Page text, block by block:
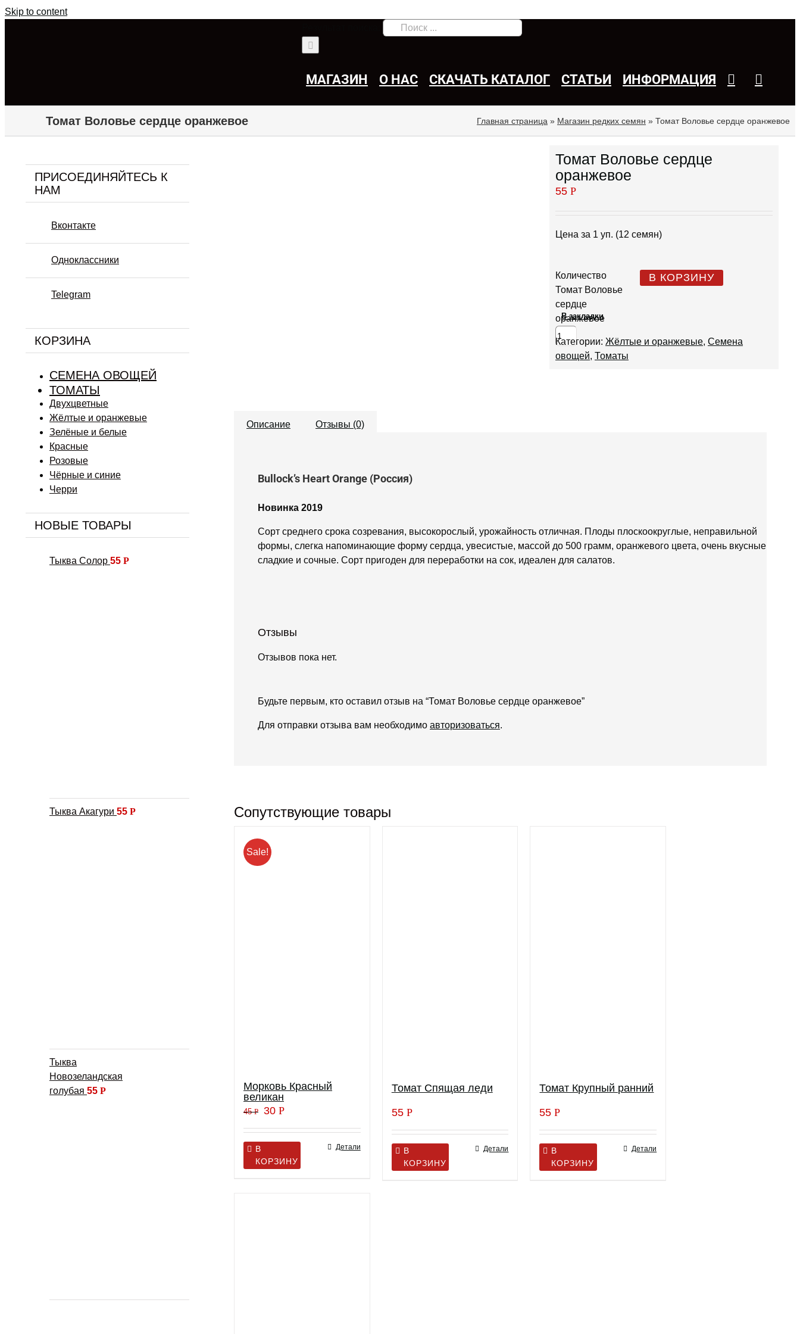
Skip to content
МАГАЗИН О НАС СКАЧАТЬ КАТАЛОГ СТАТЬИ ИНФОРМАЦИЯ
Томат Воловье сердце оранжевое Главная страница » Магазин редких семян » Томат Воловье сердце оранжевое
Томат Воловье сердце
оранжевое
55Р
Цена за 1 уп. (12 семян)
Количество
Томат Воловье
сердце
оранжевое
В КОРЗИНУ
В закладки
Категории:Жёлтые и оранжевые,Семена
овощей,Томаты
Описание Отзывы (0)
Bullock’s Heart Orange (Россия)
Новинка 2019
Сорт среднего срока созревания, высокорослый, урожайность отличная. Плоды плоскоокруглые, неправильной
формы, слегка напоминающие форму сердца, увесистые, массой до 500 грамм, оранжевого цвета, очень вкусные,
сладкие и сочные. Сорт пригоден для переработки на сок, идеален для салатов.
Отзывы
Отзывов пока нет.
Будьте первым, кто оставил отзыв на “Томат Воловье сердце оранжевое”
Для отправки отзыва вам необходимоавторизоваться.
Сопутствующие товары
Sale!
Морковь Красный
великан
45Р 30Р
В
КОРЗИНУ
Детали
Томат Спящая леди
55 Р
В
КОРЗИНУ
Детали
Томат Крупный ранний
55Р
В
КОРЗИНУ
Детали
ПРИСОЕДИНЯЙТЕСЬ К
НАМ
Вконтакте
Одноклассники
Telegram
КОРЗИНА
СЕМЕНА ОВОЩЕЙ
ТОМАТЫ
Двухцветные
Жёлтые и оранжевые
Зелёные и белые
Красные
Розовые
Чёрные и синие
Черри
НОВЫЕ ТОВАРЫ
Тыква Солор 55 Р
Тыква Акагури 55 Р
Тыква
Новозеландская
голубая 55 Р